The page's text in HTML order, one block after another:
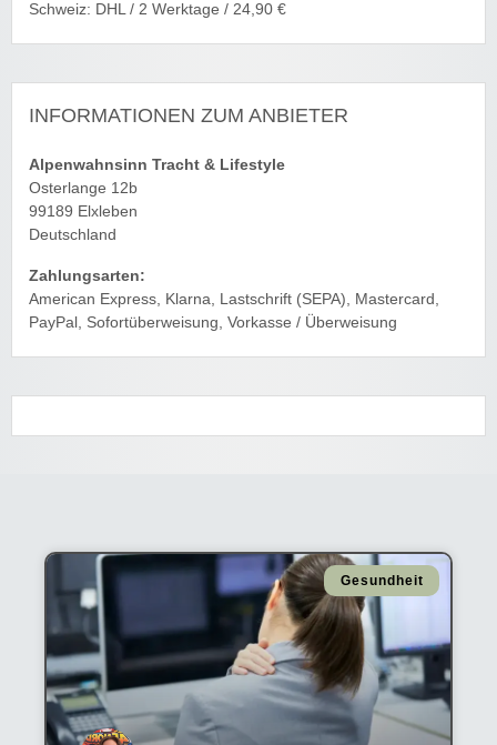
Schweiz: DHL / 2 Werktage / 24,90 €
INFORMATIONEN ZUM ANBIETER
Alpenwahnsinn Tracht & Lifestyle
Osterlange 12b
99189 Elxleben
Deutschland
Zahlungsarten:
American Express, Klarna, Lastschrift (SEPA), Mastercard,
PayPal, Sofortüberweisung, Vorkasse / Überweisung
Gesundheit